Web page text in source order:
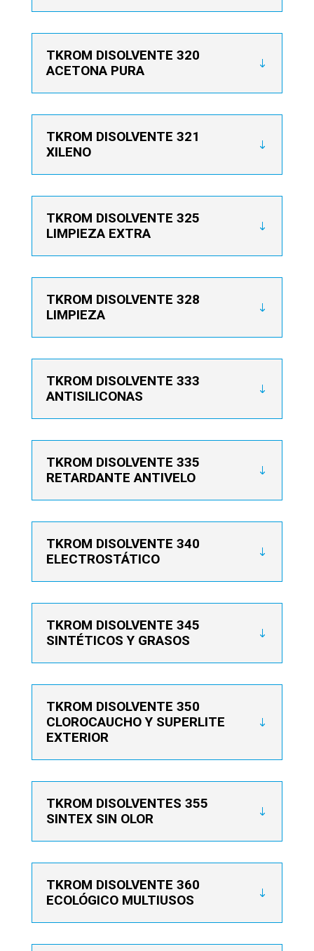
TKROM DISOLVENTE 320
ACETONA PURA
TKROM DISOLVENTE 321
XILENO
TKROM DISOLVENTE 325
LIMPIEZA EXTRA
TKROM DISOLVENTE 328
LIMPIEZA
TKROM DISOLVENTE 333
ANTISILICONAS
TKROM DISOLVENTE 335
RETARDANTE ANTIVELO
TKROM DISOLVENTE 340
ELECTROSTÁTICO
TKROM DISOLVENTE 345
SINTÉTICOS Y GRASOS
TKROM DISOLVENTE 350
CLOROCAUCHO Y SUPERLITE
EXTERIOR
TKROM DISOLVENTES 355
SINTEX SIN OLOR
TKROM DISOLVENTE 360
ECOLÓGICO MULTIUSOS